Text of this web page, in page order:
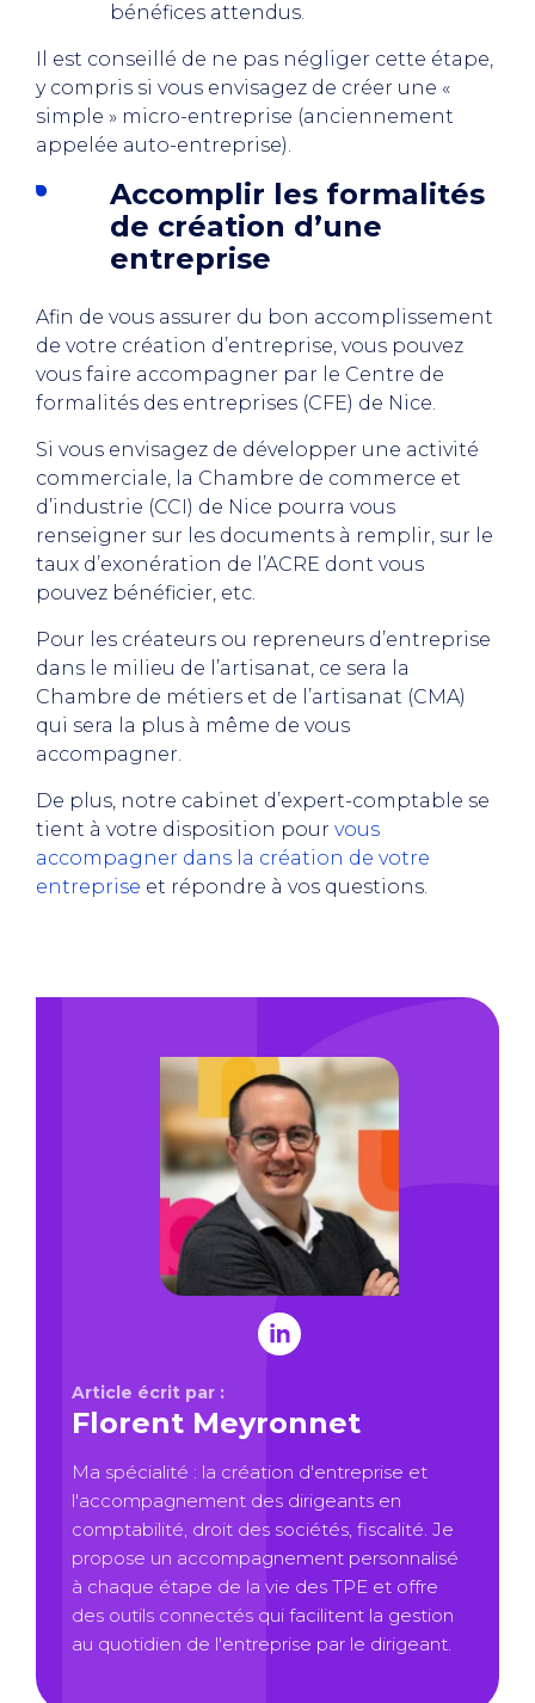
bénéfices attendus.
Il est conseillé de ne pas négliger cette étape,
y compris si vous envisagez de créer une «
simple » micro-entreprise (anciennement
appelée auto-entreprise).
Accomplir les formalités
de création d’une
entreprise
Afin de vous assurer du bon accomplissement
de votre création d’entreprise, vous pouvez
vous faire accompagner par le Centre de
formalités des entreprises (CFE) de Nice.
Si vous envisagez de développer une activité
commerciale, la Chambre de commerce et
d’industrie (CCI) de Nice pourra vous
renseigner sur les documents à remplir, sur le
taux d’exonération de l’ACRE dont vous
pouvez bénéficier, etc.
Pour les créateurs ou repreneurs d’entreprise
dans le milieu de l’artisanat, ce sera la
Chambre de métiers et de l’artisanat (CMA)
qui sera la plus à même de vous
accompagner.
De plus, notre cabinet d’expert-comptable se
tient à votre disposition pour vous
accompagner dans la création de votre
entreprise et répondre à vos questions.
Article écrit par :
Florent Meyronnet
Ma spécialité : la création d'entreprise et
l'accompagnement des dirigeants en
comptabilité, droit des sociétés, fiscalité. Je
propose un accompagnement personnalisé
à chaque étape de la vie des TPE et offre
des outils connectés qui facilitent la gestion
au quotidien de l'entreprise par le dirigeant.